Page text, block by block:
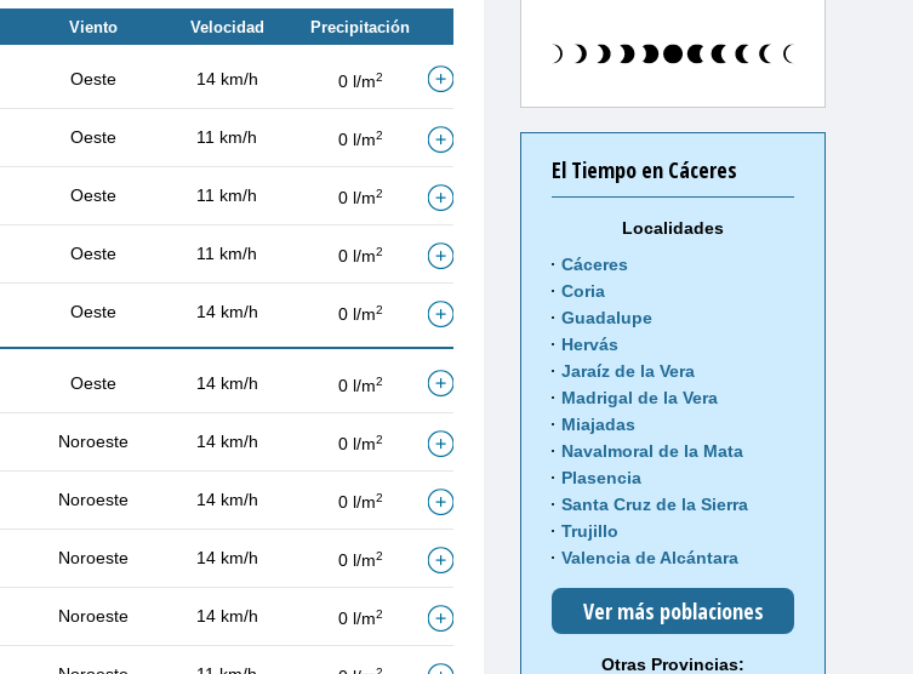
Viento Velocidad Precipitación
Oeste 14 km/h 0 l/m2
Oeste 11 km/h 0 l/m2
Oeste 11 km/h 0 l/m2
Oeste 11 km/h 0 l/m2
Oeste 14 km/h 0 l/m2
Oeste 14 km/h 0 l/m2
Noroeste 14 km/h 0 l/m2
Noroeste 14 km/h 0 l/m2
Noroeste 14 km/h 0 l/m2
Noroeste 14 km/h 0 l/m2
El Tiempo en Cáceres
Localidades
Cáceres
Coria
Guadalupe
Hervás
Jaraíz de la Vera
Madrigal de la Vera
Miajadas
Navalmoral de la Mata
Plasencia
Santa Cruz de la Sierra
Trujillo
Valencia de Alcántara
Ver más poblaciones
Otras Provincias: